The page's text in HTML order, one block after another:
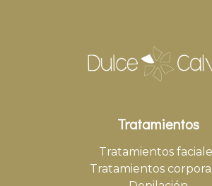
Tratamientos
Tratamientos
Tratamientos